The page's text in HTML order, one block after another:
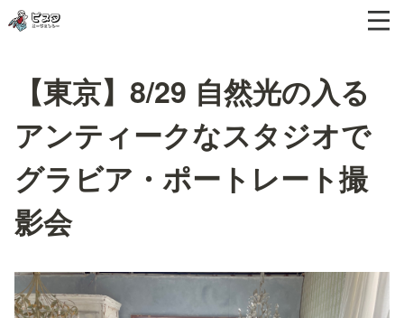
【東京】8/29 自然光の入る
アンティークなスタジオで
グラビア・ポートレート撮
影会